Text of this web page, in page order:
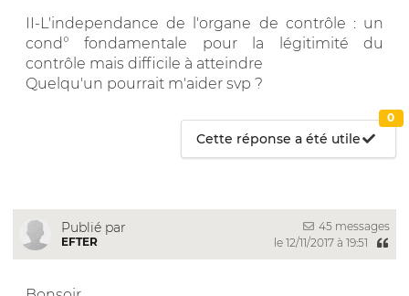
II-L'independance de l'organe de contrôle : un
cond° fondamentale pour la légitimité du
contrôle mais difficile à atteindre
Quelqu'un pourrait m'aider svp ?
Cette réponse a été utile
0
Publié par
EFTER
45 messages
le 12/11/2017 à 19:51